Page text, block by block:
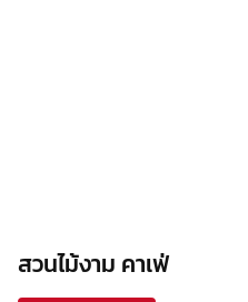
อุปกรณ์อื่นๆ
สวนไม้งาม คาเฟ่